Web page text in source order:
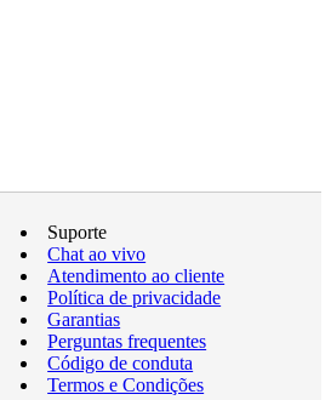
Suporte
Chat ao vivo
Atendimento ao cliente
Política de privacidade
Garantias
Perguntas frequentes
Código de conduta
Termos e Condições